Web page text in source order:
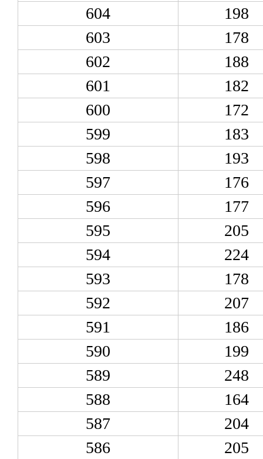
604
198
603
178
602
188
601
182
600
172
599
183
598
193
597
176
596
177
595
205
594
224
593
178
592
207
591
186
590
199
589
248
588
164
587
204
586
205